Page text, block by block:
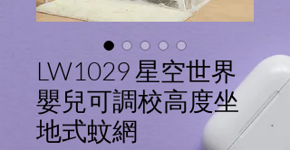
LW1029 星空世界
嬰兒可調校高度坐
地式蚊網